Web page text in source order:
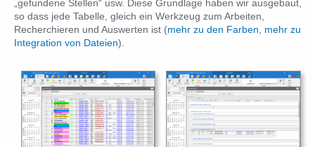
„gefundene Stellen“ usw. Diese Grundlage haben wir ausgebaut,
so dass jede Tabelle, gleich ein Werkzeug zum Arbeiten,
Recherchieren und Auswerten ist (mehr zu den Farben, mehr zu
Integration von Dateien).